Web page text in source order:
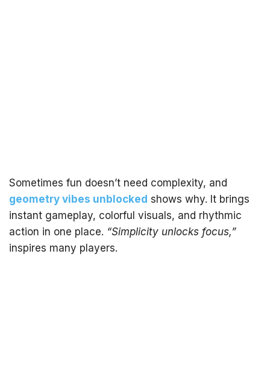
Sometimes fun doesn’t need complexity, and
geometry vibes unblocked shows why. It brings
instant gameplay, colorful visuals, and rhythmic
action in one place. “Simplicity unlocks focus,”
inspires many players.